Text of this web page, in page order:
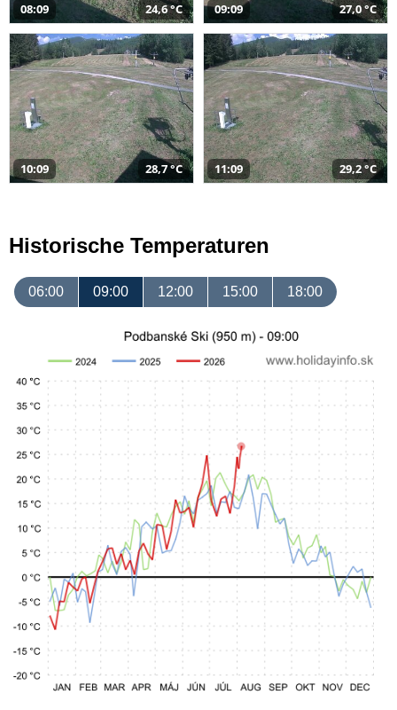
08:09 24,6 °C 09:09 27,0 °C
10:09 28,7 °C 11:09 29,2 °C
Historische Temperaturen
06:00 09:00 12:00 15:00 18:00